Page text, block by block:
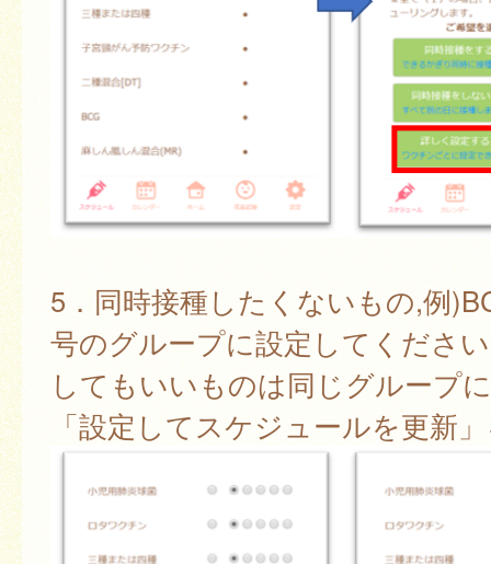
5．同時接種したくないもの,例
号のグループに設定してくださ
してもいいものは同じグループ
「設定してスケジュールを更新